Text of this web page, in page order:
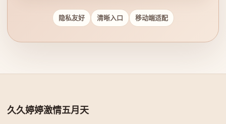
隐私友好 清晰入口 移动端适配
久久婷婷激情五月天